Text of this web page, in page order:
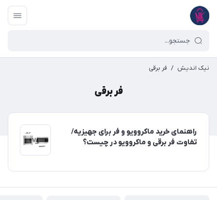
نیک اندیش / فر برقی
فر برقی
راهنمای خرید ماکروویو و فر برای جهیزیه/
تفاوت فر برقی و ماکروویو در چیست؟